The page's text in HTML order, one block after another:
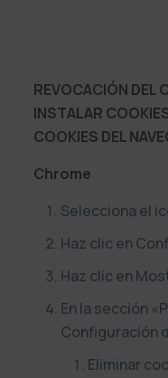
REVOCACIÓN DEL
INSTALAR
COOKIES DEL
Chrome
Selecciona el
Haz clic en
Haz clic en
En la sección
Configuración
Eliminar